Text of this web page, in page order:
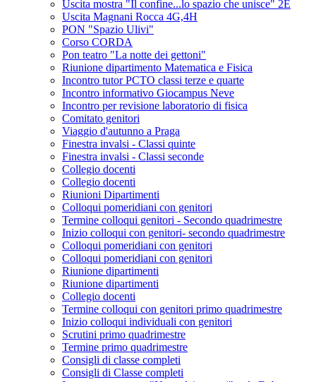
Uscita mostra "Il confine...lo spazio che unisce" 2E
Uscita Magnani Rocca 4G,4H
PON "Spazio Ulivi"
Corso CORDA
Pon teatro "La notte dei gettoni"
Riunione dipartimento Matematica e Fisica
Incontro tutor PCTO classi terze e quarte
Incontro informativo Giocampus Neve
Incontro per revisione laboratorio di fisica
Comitato genitori
Viaggio d'autunno a Praga
Finestra invalsi - Classi quinte
Finestra invalsi - Classi seconde
Collegio docenti
Collegio docenti
Riunioni Dipartimenti
Colloqui pomeridiani con genitori
Termine colloqui genitori - Secondo quadrimestre
Inizio colloqui con genitori- secondo quadrimestre
Colloqui pomeridiani con genitori
Colloqui pomeridiani con genitori
Riunione dipartimenti
Riunione dipartimenti
Collegio docenti
Termine colloqui con genitori primo quadrimestre
Inizio colloqui individuali con genitori
Scrutini primo quadrimestre
Termine primo quadrimestre
Consigli di classe completi
Consigli di Classe completi